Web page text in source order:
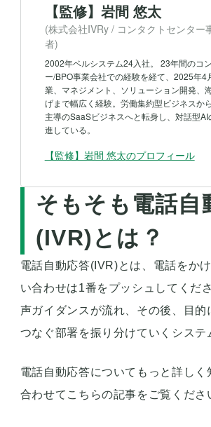
【監修】岩間 悠太
(株式会社IVRy / コンタクトセンター
者)
2002年ベルシステム24入社。 23年間のコ
ー/BPO事業会社での経験を経て、2025年4
業、マネジメント、ソリューション開発、
げまで幅広く経験。労働集約型ビジネスか
主導のSaaSビジネスへと転身し、対話型AI
進している。
【監修】岩間 悠太のプロフィール
そもそも電話自
(IVR)とは？
電話自動応答(IVR)とは、電話をか
い合わせは1番をプッシュしてくだ
声ガイダンスが流れ、その後、目的
つなぐ部署を振り分けていくシステ
電話自動応答についてもっと詳しく
合わせてこちらの記事をご覧くださ